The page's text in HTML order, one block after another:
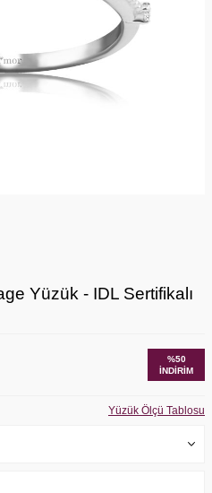
Yüzük - IDL Sertifikalı
%50
İNDIRIM
Yüzük Ölçü Tablosu